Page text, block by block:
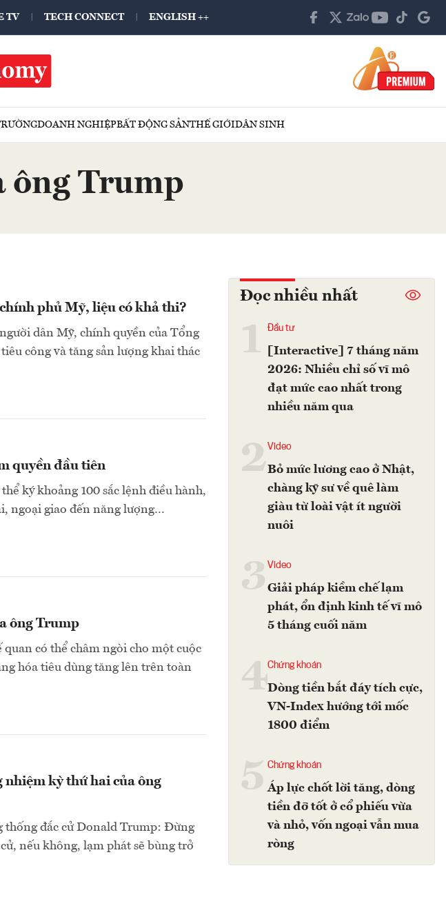
TV TECH CONNECT ENGLISH ++
DOANH NGHIỆPBẤT ĐỘNG SẢNTHẾ GIỚIDÂN SINH
ông Trump
phủ Mỹ, liệu có khả thi?
dân Mỹ, chính quyền của Tổng
công và tăng sản lượng khai thác
quyền đầu tiên
ký khoảng 100 sắc lệnh điều hành,
ngoại giao đến năng lượng…
ông Trump
quan có thể châm ngòi cho một cuộc
hóa tiêu dùng tăng lên trên toàn
nhiệm kỳ thứ hai của ông
thống đắc cử Donald Trump: Đừng
nếu không, lạm phát sẽ bùng trở
Đọc nhiều nhất
Đầu tư
[Interactive] 7 tháng năm
2026: Nhiều chỉ số vĩ mô
đạt mức cao nhất trong
nhiều năm qua
2Video
Bỏ mức lương cao ở Nhật,
chàng kỹ sư về quê làm
giàu từ loài vật ít người
nuôi
Video
Giải pháp kiềm chế lạm
phát, ổn định kinh tế vĩ mô
5 tháng cuối năm
4Chứng khoán
Dòng tiền bắt đáy tích cực,
VN-Index hướng tới mốc
1800 điểm
Chứng khoán
Áp lực chốt lời tăng, dòng
tiền đỡ tốt ở cổ phiếu vừa
và nhỏ, vốn ngoại vẫn mua
ròng